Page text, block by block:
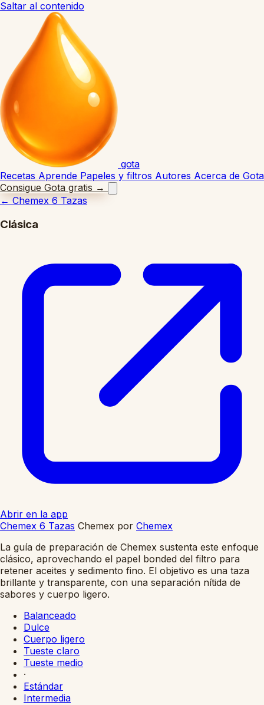
Saltar al contenido
gota
Recetas Aprende Papeles y filtros Autores Acerca de Gota
Consigue Gota gratis →
← Chemex 6 Tazas
Clásica
Abrir en la app
Chemex 6 Tazas Chemex por Chemex
La guía de preparación de Chemex sustenta este enfoque
clásico, aprovechando el papel bonded del filtro para
retener aceites y sedimento fino. El objetivo es una taza
brillante y transparente, con una separación nítida de
sabores y cuerpo ligero.
Balanceado
Dulce
Cuerpo ligero
Tueste claro
Tueste medio
·
Estándar
Intermedia